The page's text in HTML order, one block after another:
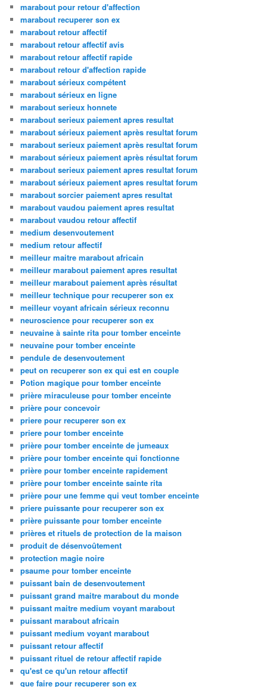
marabout pour retour d'affection
marabout recuperer son ex
marabout retour affectif
marabout retour affectif avis
marabout retour affectif rapide
marabout retour d'affection rapide
marabout sérieux compétent
marabout sérieux en ligne
marabout serieux honnete
marabout serieux paiement apres resultat
marabout sérieux paiement après resultat forum
marabout serieux paiement après resultat forum
marabout sérieux paiement après résultat forum
marabout serieux paiement apres resultat forum
marabout sérieux paiement apres resultat forum
marabout sorcier paiement apres resultat
marabout vaudou paiement apres resultat
marabout vaudou retour affectif
medium desenvoutement
medium retour affectif
meilleur maitre marabout africain
meilleur marabout paiement apres resultat
meilleur marabout paiement après résultat
meilleur technique pour recuperer son ex
meilleur voyant africain sérieux reconnu
neuroscience pour recuperer son ex
neuvaine à sainte rita pour tomber enceinte
neuvaine pour tomber enceinte
pendule de desenvoutement
peut on recuperer son ex qui est en couple
Potion magique pour tomber enceinte
prière miraculeuse pour tomber enceinte
prière pour concevoir
priere pour recuperer son ex
priere pour tomber enceinte
prière pour tomber enceinte de jumeaux
prière pour tomber enceinte qui fonctionne
prière pour tomber enceinte rapidement
prière pour tomber enceinte sainte rita
prière pour une femme qui veut tomber enceinte
priere puissante pour recuperer son ex
prière puissante pour tomber enceinte
prières et rituels de protection de la maison
produit de désenvoûtement
protection magie noire
psaume pour tomber enceinte
puissant bain de desenvoutement
puissant grand maitre marabout du monde
puissant maitre medium voyant marabout
puissant marabout africain
puissant medium voyant marabout
puissant retour affectif
puissant rituel de retour affectif rapide
qu'est ce qu'un retour affectif
que faire pour recuperer son ex